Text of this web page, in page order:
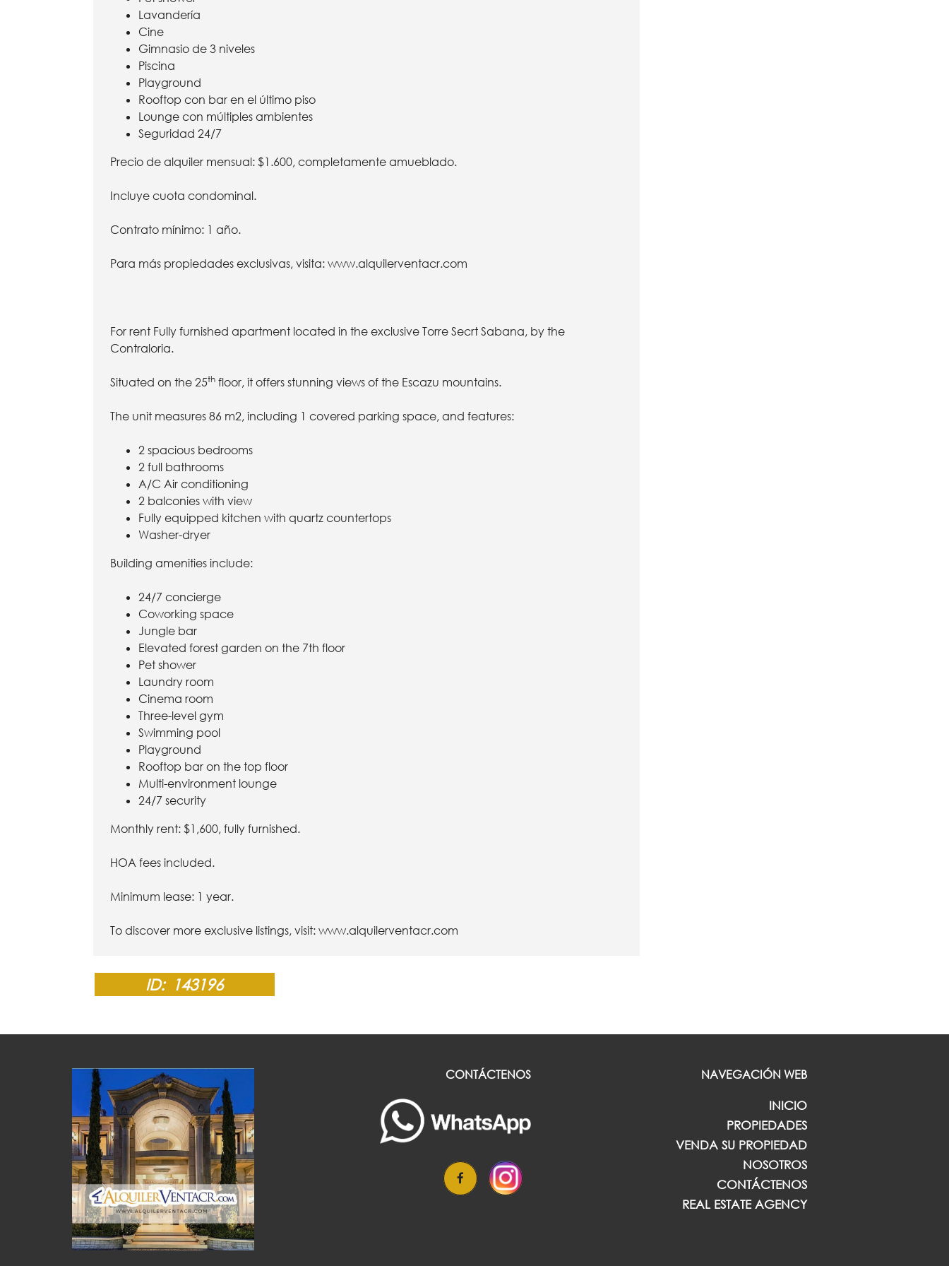
Lavandería
Cine
Gimnasio de 3 niveles
Piscina
Playground
Rooftop con bar en el último piso
Lounge con múltiples ambientes
Seguridad 24/7
Precio de alquiler mensual: $1.600, completamente amueblado.
Incluye cuota condominal.
Contrato mínimo: 1 año.
Para más propiedades exclusivas, visita: www.alquilerventacr.com
For rent Fully furnished apartment located in the exclusive Torre Secrt Sabana, by the
Contraloria.
Situated on the 25th floor, it offers stunning views of the Escazu mountains.
The unit measures 86 m2, including 1 covered parking space, and features:
2 spacious bedrooms
2 full bathrooms
A/C Air conditioning
2 balconies with view
Fully equipped kitchen with quartz countertops
Washer-dryer
Building amenities include:
24/7 concierge
Coworking space
Jungle bar
Elevated forest garden on the 7th floor
Pet shower
Laundry room
Cinema room
Three-level gym
Swimming pool
Playground
Rooftop bar on the top floor
Multi-environment lounge
24/7 security
Monthly rent: $1,600, fully furnished.
HOA fees included.
Minimum lease: 1 year.
To discover more exclusive listings, visit: www.alquilerventacr.com
ID: 143196
CONTÁCTENOS NAVEGACIÓN WEB
INICIO
PROPIEDADES
VENDA SU PROPIEDAD
NOSOTROS
CONTÁCTENOS
REAL ESTATE AGENCY